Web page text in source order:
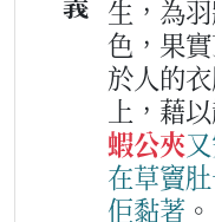
生，為
色，果
於人的
上，藉
蝦公夾又
在草竇肚
佢黏著 。